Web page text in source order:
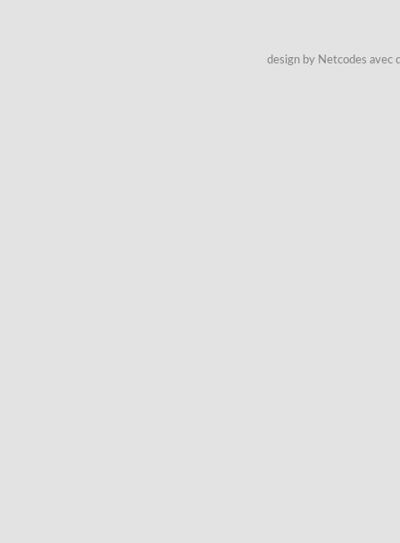
design by Netcodes avec